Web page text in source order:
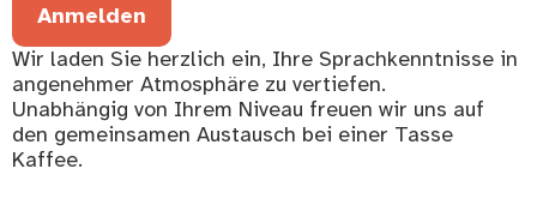
Anmelden
Wir laden Sie herzlich ein, Ihre Sprachkenntnisse in
angenehmer Atmosphäre zu vertiefen.
Unabhängig von Ihrem Niveau freuen wir uns auf
den gemeinsamen Austausch bei einer Tasse
Kaffee.